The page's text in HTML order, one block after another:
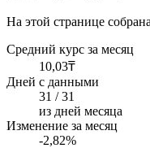
На этой странице
Средний курс за месяц
10,03₸
Дней с данными
31 / 31
из дней месяца
Изменение за месяц
-2,82%